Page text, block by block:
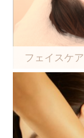
フェイスケア